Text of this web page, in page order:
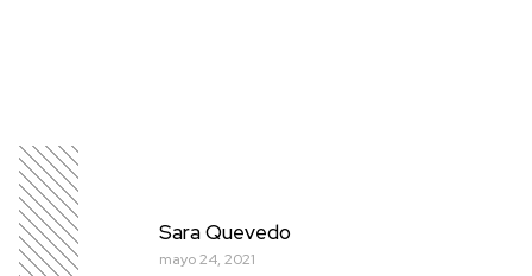
Sara Quevedo
mayo 24, 2021